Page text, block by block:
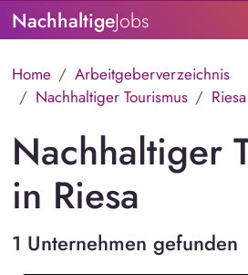
NachhaltigeJobs
Home
Arbeitgeberverzeichnis
Nachhaltiger Tourismus
Riesa
Nachhaltiger
in Riesa
1 Unternehmen gefunden